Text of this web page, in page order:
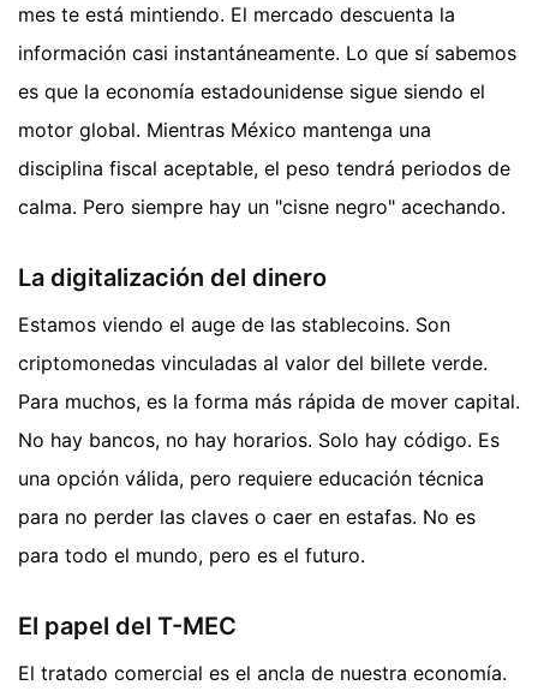
mes te está mintiendo. El mercado descuenta la
información casi instantáneamente. Lo que sí sabemos
es que la economía estadounidense sigue siendo el
motor global. Mientras México mantenga una
disciplina fiscal aceptable, el peso tendrá periodos de
calma. Pero siempre hay un "cisne negro" acechando.
La digitalización del dinero
Estamos viendo el auge de las stablecoins. Son
criptomonedas vinculadas al valor del billete verde.
Para muchos, es la forma más rápida de mover capital.
No hay bancos, no hay horarios. Solo hay código. Es
una opción válida, pero requiere educación técnica
para no perder las claves o caer en estafas. No es
para todo el mundo, pero es el futuro.
El papel del T-MEC
El tratado comercial es el ancla de nuestra economía.